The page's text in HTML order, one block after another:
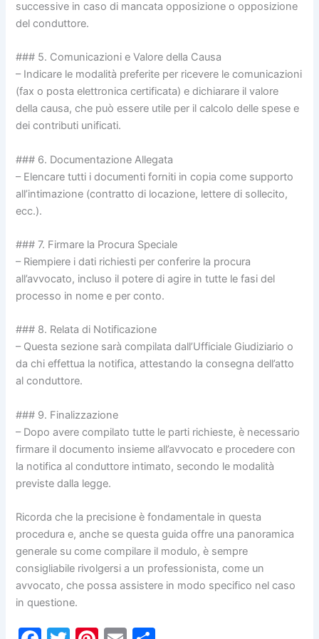
successive in caso di mancata opposizione o opposizione
del conduttore.
### 5. Comunicazioni e Valore della Causa
– Indicare le modalità preferite per ricevere le comunicazioni
(fax o posta elettronica certificata) e dichiarare il valore
della causa, che può essere utile per il calcolo delle spese e
dei contributi unificati.
### 6. Documentazione Allegata
– Elencare tutti i documenti forniti in copia come supporto
all’intimazione (contratto di locazione, lettere di sollecito,
ecc.).
### 7. Firmare la Procura Speciale
– Riempiere i dati richiesti per conferire la procura
all’avvocato, incluso il potere di agire in tutte le fasi del
processo in nome e per conto.
### 8. Relata di Notificazione
– Questa sezione sarà compilata dall’Ufficiale Giudiziario o
da chi effettua la notifica, attestando la consegna dell’atto
al conduttore.
### 9. Finalizzazione
– Dopo avere compilato tutte le parti richieste, è necessario
firmare il documento insieme all’avvocato e procedere con
la notifica al conduttore intimato, secondo le modalità
previste dalla legge.
Ricorda che la precisione è fondamentale in questa
procedura e, anche se questa guida offre una panoramica
generale su come compilare il modulo, è sempre
consigliabile rivolgersi a un professionista, come un
avvocato, che possa assistere in modo specifico nel caso
in questione.